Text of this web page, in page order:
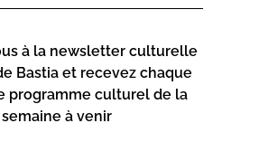
à la newsletter culturelle
Bastia et recevez chaque
programme culturel de la
semaine à venir